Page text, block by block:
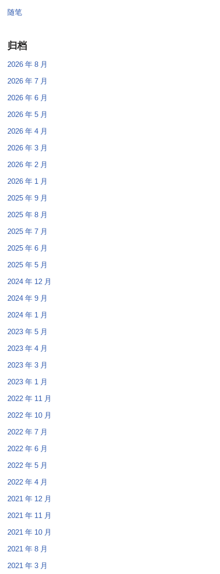
随笔
归档
2026 年 8 月
2026 年 7 月
2026 年 6 月
2026 年 5 月
2026 年 4 月
2026 年 3 月
2026 年 2 月
2026 年 1 月
2025 年 9 月
2025 年 8 月
2025 年 7 月
2025 年 6 月
2025 年 5 月
2024 年 12 月
2024 年 9 月
2024 年 1 月
2023 年 5 月
2023 年 4 月
2023 年 3 月
2023 年 1 月
2022 年 11 月
2022 年 10 月
2022 年 7 月
2022 年 6 月
2022 年 5 月
2022 年 4 月
2021 年 12 月
2021 年 11 月
2021 年 10 月
2021 年 8 月
2021 年 3 月